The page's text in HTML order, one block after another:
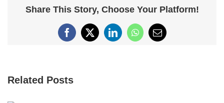
Share This Story, Choose Your Platform!
Facebook
X LinkedInWhatsApp
Email
Related Posts